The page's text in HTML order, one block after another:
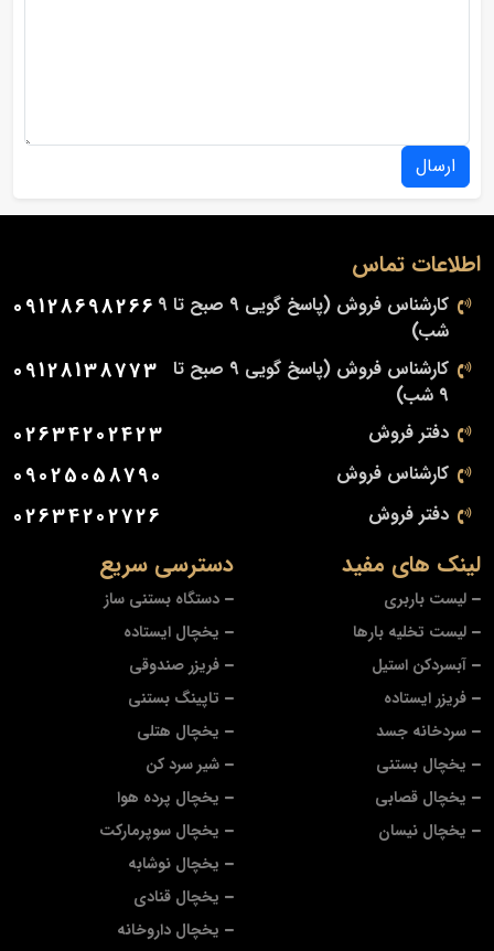
ارسال
دسترسی سریع
دستگاه بستنی ساز
یخچال ایستاده
فریزر صندوقی
تاپینگ بستنی
یخچال هتلی
شیر سرد کن
یخچال پرده هوا
یخچال سوپرمارکت
یخچال نوشابه
یخچال قنادی
یخچال داروخانه
لینک های مفید
لیست باربری
لیست تخلیه بارها
آبسردکن استیل
فریزر ایستاده
سردخانه جسد
یخچال بستنی
یخچال قصابی
یخچال نیسان
اطلاعات تماس
کارشناس فروش (پاسخ گویی 9 صبح تا 9
شب)
09128698266
کارشناس فروش (پاسخ گویی 9 صبح تا
9 شب)
09128138773
دفتر فروش 02634202423
کارشناس فروش 09025058790
دفتر فروش 02634202726